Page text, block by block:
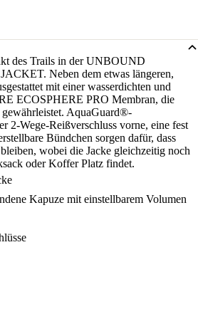
des Trails in der UNBOUND
Neben dem etwas längeren,
mit einer wasserdichten und
ECOSPHERE PRO Membran, die
AquaGuard®-
2-Wege-Reißverschluss vorne, eine fest
Bündchen sorgen dafür, dass
wobei die Jacke gleichzeitig noch
oder Koffer Platz findet.
Kapuze mit einstellbarem Volumen